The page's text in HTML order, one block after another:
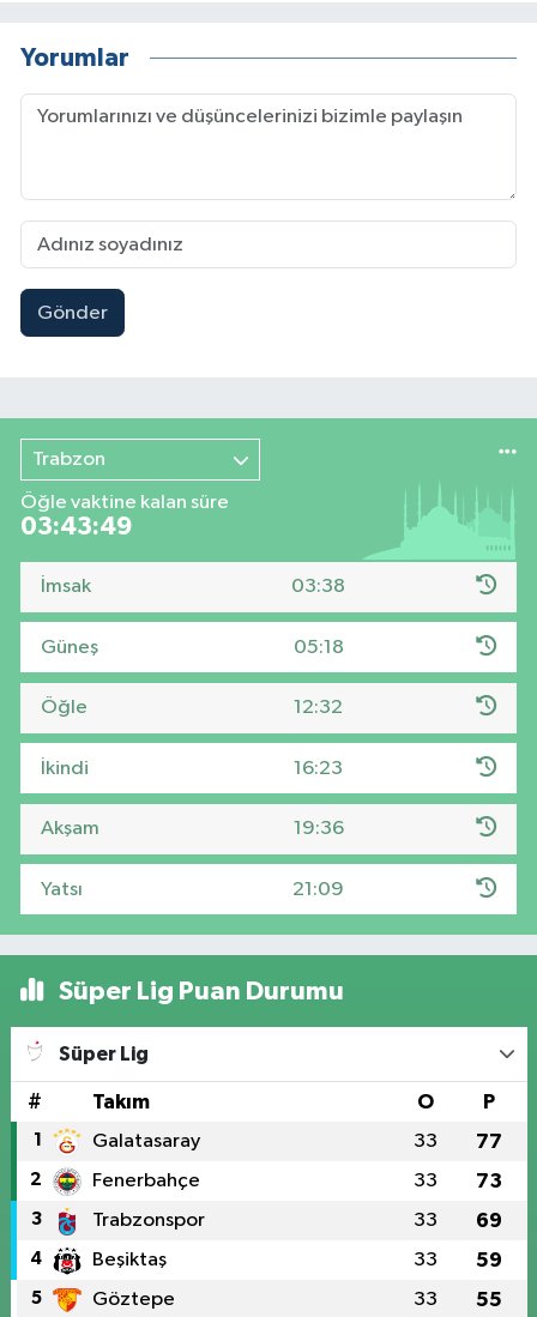
Yorumlar
Gönder
Trabzon
Öğle vaktine kalan süre
03:43:48
İmsak 03:38
Güneş 05:18
Öğle 12:32
İkindi 16:23
Akşam 19:36
Yatsı 21:09
Süper Lig Puan Durumu
Süper Lig
# Takım O P
1 Galatasaray 33 77
2 Fenerbahçe 33 73
3 Trabzonspor 33 69
4 Beşiktaş 33 59
5 Göztepe 33 55